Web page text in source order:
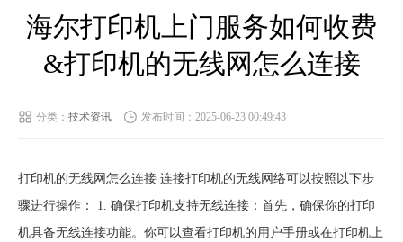
海尔打印机上门服务如何收费
&打印机的无线网怎么连接
分类： 技术资讯 发布时间：2025-06-23 00:49:43
打印机的无线网怎么连接 连接打印机的无线网络可以按照以下步
骤进行操作： 1. 确保打印机支持无线连接：首先，确保你的打印
机具备无线连接功能。你可以查看打印机的用户手册或在打印机上